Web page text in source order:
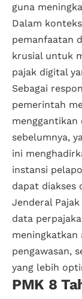
guna
Dalam
pemanfaatan
krusial untuk
pajak digital
Sebagai
pemerintah
menggantikan
sebelumnya,
ini
instansi
dapat diakses
Jenderal
data
meningkatkan
pengawasan,
yang lebih
PMK 8